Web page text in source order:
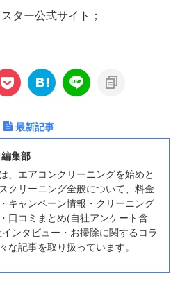
ター公式サイト；
最新記事
集部
、エアコンクリーニングを始めと
クリーニング全般について、料金
キャンペーン情報・クリーニング
口コミまとめ(自社アンケート含
ンタビュー・お掃除に関するコラ
な記事を取り扱っています。